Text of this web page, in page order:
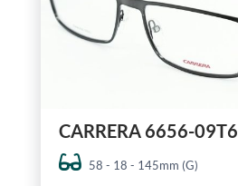
CARRERA 6656-09T6
58 - 18 - 145mm (G)